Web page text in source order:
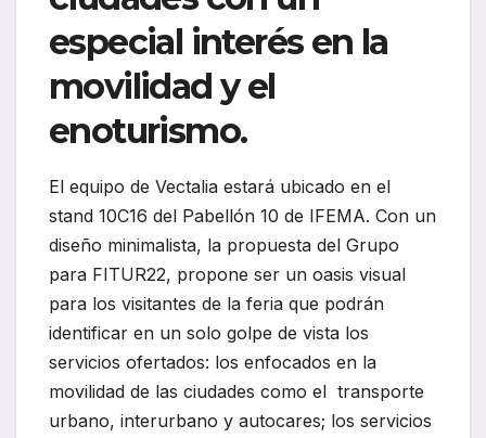
especial interés en la
movilidad y el
enoturismo.
El equipo de Vectalia estará ubicado en el
stand 10C16 del Pabellón 10 de IFEMA. Con un
diseño minimalista, la propuesta del Grupo
para FITUR22, propone ser un oasis visual
para los visitantes de la feria que podrán
identificar en un solo golpe de vista los
servicios ofertados: los enfocados en la
movilidad de las ciudades como el transporte
urbano, interurbano y autocares; los servicios